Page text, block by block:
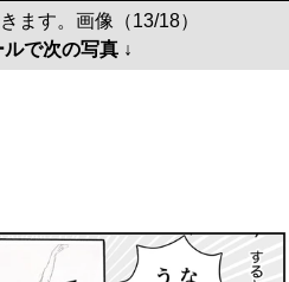
ます。画像（13/18）
ルで次の写真 ↓